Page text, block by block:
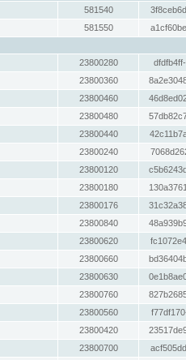
581540
581550
23800280
23800360
23800460
23800480
23800440
23800240
23800120
23800180
23800176
23800840
23800620
23800660
23800630
23800760
23800560
23800420
23800700